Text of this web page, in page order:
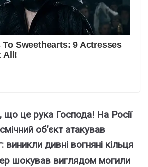
це рука Господа! На Росії
об’єкт атакував
виникли дивні вогняні кільця
шокував виглядом могили